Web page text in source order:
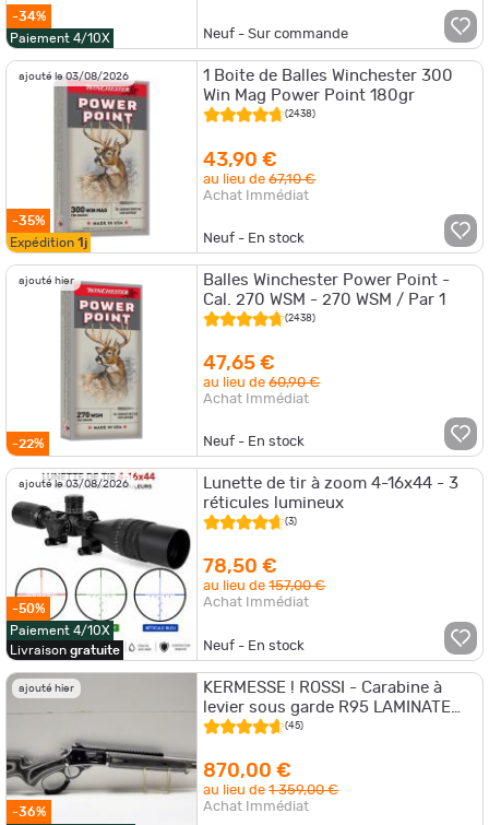
-34%
Paiement 4/10X
Neuf - Sur commande
ajouté le 03/08/2026
-35%
Expédition 1j
1 Boite de Balles Winchester 300
Win Mag Power Point 180gr
(2438)
43,90 €
au lieu de67,10 €
Achat Immédiat
Neuf - En stock
ajouté hier
-22%
Balles Winchester Power Point -
Cal. 270 WSM - 270 WSM / Par 1
(2438)
47,65 €
au lieu de60,90 €
Achat Immédiat
Neuf - En stock
ajouté le 03/08/2026
-50%
Paiement 4/10X
Livraison gratuite
Lunette de tir à zoom 4-16x44 - 3
réticules lumineux
(3)
78,50 €
au lieu de157,00 €
Achat Immédiat
Neuf - En stock
ajouté hier
-36%
KERMESSE ! ROSSI - Carabine à
levier sous garde R95 LAMINATE
GRIS - Cal. 44 Rem Mag.
(45)
870,00 €
au lieu de1 359,00 €
Achat Immédiat